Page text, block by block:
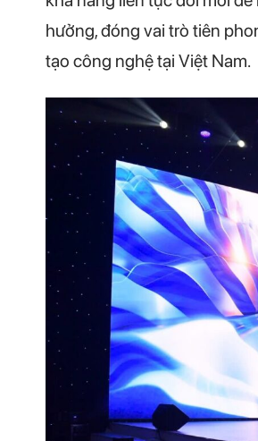
hưởng, đóng vai trò tiên
tạo công nghệ tại Việt Nam.